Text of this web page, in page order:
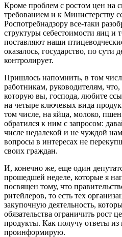
Кроме проблем с ростом цен на
требованием и к Министерству
Роспотребнадзору все-таки
структуры себестоимости яиц и
поставляют наши
оказалось, государство, по сути
контролирует.
Пришлось напомнить, в том
работникам, руководителям,
которую вы, господа, любите
на четыре ключевых вида
том числе, на яйца, молоко,
обратился к ним с запросом:
числе недалекой и не чуждой
вопросы в интересах не
своих граждан.
И, конечно же, еще один
прошедшей неделе, которые я
посвящен тому, что
ритейлеров, то есть тех
закупочную деятельность,
обязательства ограничить рост
продукты. Как получу ответы из
проинформирую.